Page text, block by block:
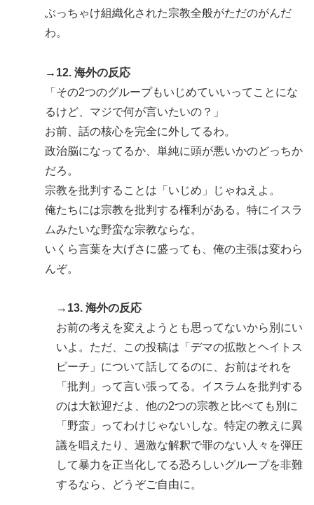
ぶっちゃけ組織化された宗教全般がただのがんだ
わ。
→12. 海外の反応
「その2つのグループもいじめていいってことにな
るけど、マジで何が言いたいの？」
お前、話の核心を完全に外してるわ。
政治脳になってるか、単純に頭が悪いかのどっちか
だろ。
宗教を批判することは「いじめ」じゃねえよ。
俺たちには宗教を批判する権利がある。特にイスラ
ムみたいな野蛮な宗教ならな。
いくら言葉を大げさに盛っても、俺の主張は変わら
んぞ。
→13. 海外の反応
お前の考えを変えようとも思ってないから別にい
いよ。ただ、この投稿は「デマの拡散とヘイトス
ピーチ」について話してるのに、お前はそれを
「批判」って言い張ってる。イスラムを批判する
のは大歓迎だよ、他の2つの宗教と比べても別に
「野蛮」ってわけじゃないしな。特定の教えに異
議を唱えたり、過激な解釈で罪のない人々を弾圧
して暴力を正当化してる恐ろしいグループを非難
するなら、どうぞご自由に。